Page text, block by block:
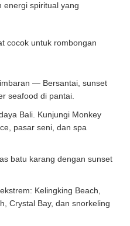
energi spiritual yang
cocok untuk rombongan
— Bersantai, sunset
seafood di pantai.
Bali. Kunjungi Monkey
pasar seni, dan spa
batu karang dengan sunset
Kelingking Beach,
Crystal Bay, dan snorkeling